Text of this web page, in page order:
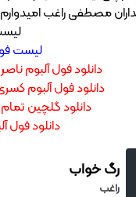
مصطفی راغب
لیست
دانلود فول آلبوم
دانلود فول آلبوم
دانلود گلچین
دانلود فول
رگ خواب
راغب